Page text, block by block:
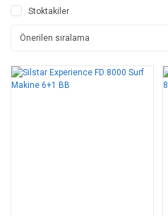
Stoktakiler